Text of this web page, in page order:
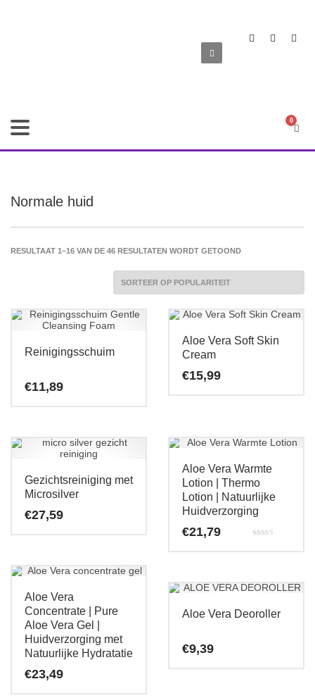
Normale huid
RESULTAAT 1–16 VAN DE 46 RESULTATEN WORDT GETOONDGESORTEERD
POPULARITEIT
Reinigingsschuim
€11,89
Aloe Vera Soft Skin
Cream
€15,99
Gezichtsreiniging met
Microsilver
€27,59
Aloe Vera Warmte
Lotion | Thermo
Lotion | Natuurlijke
Huidverzorging
€21,79
Aloe Vera
Concentrate | Pure
Aloe Vera Gel |
Huidverzorging met
Natuurlijke Hydratatie
€23,49
Aloe Vera Deoroller
€9,39